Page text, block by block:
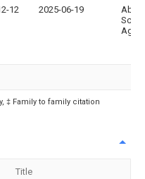
12 2025-06-19
Abb
Ag
‡ Family to family citation
Title